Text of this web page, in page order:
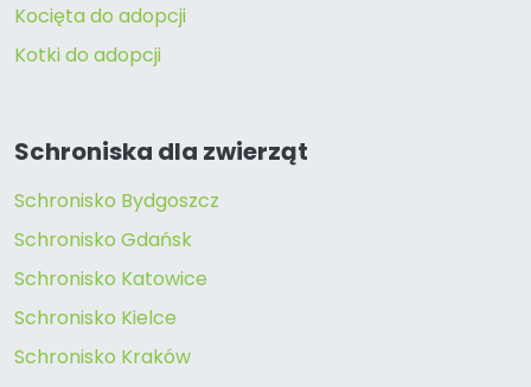
Kocięta do adopcji
Kotki do adopcji
Schroniska dla zwierząt
Schronisko Bydgoszcz
Schronisko Gdańsk
Schronisko Katowice
Schronisko Kielce
Schronisko Kraków